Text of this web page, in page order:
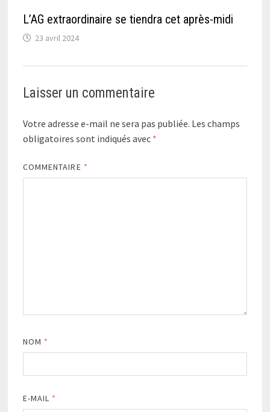
L’AG extraordinaire se tiendra cet après-midi
23 avril 2024
Laisser un commentaire
Votre adresse e-mail ne sera pas publiée. Les champs
obligatoires sont indiqués avec *
COMMENTAIRE *
NOM *
E-MAIL *